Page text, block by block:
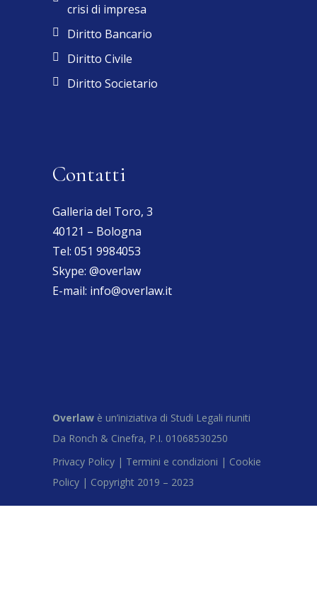
crisi di impresa
Diritto Bancario
Diritto Civile
Diritto Societario
Contatti
Galleria del Toro, 3
40121 – Bologna
Tel: 051 9984053
Skype: @overlaw
E-mail: info@overlaw.it
Overlaw è un’iniziativa di Studi Legali riuniti
Da Ronch & Cinefra, P.I. 01068530250
Privacy Policy | Termini e condizioni | Cookie
Policy | Copyright 2019 – 2023